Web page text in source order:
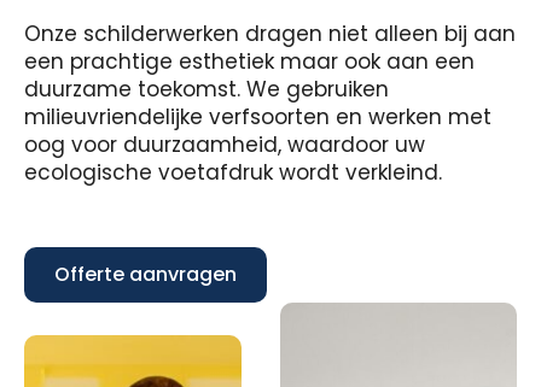
Onze schilderwerken dragen niet alleen bij aan
een prachtige esthetiek maar ook aan een
duurzame toekomst. We gebruiken
milieuvriendelijke verfsoorten en werken met
oog voor duurzaamheid, waardoor uw
ecologische voetafdruk wordt verkleind.
Offerte aanvragen